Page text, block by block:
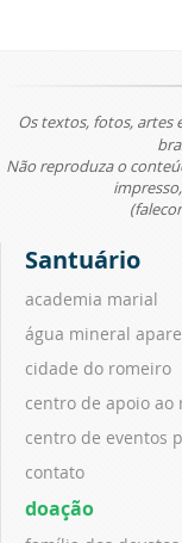
Os textos, fotos, artes
Não reproduza o
Santuário
academia marial
água mineral
cidade do romeiro
centro de apoio ao
centro de eventos
contato
doação